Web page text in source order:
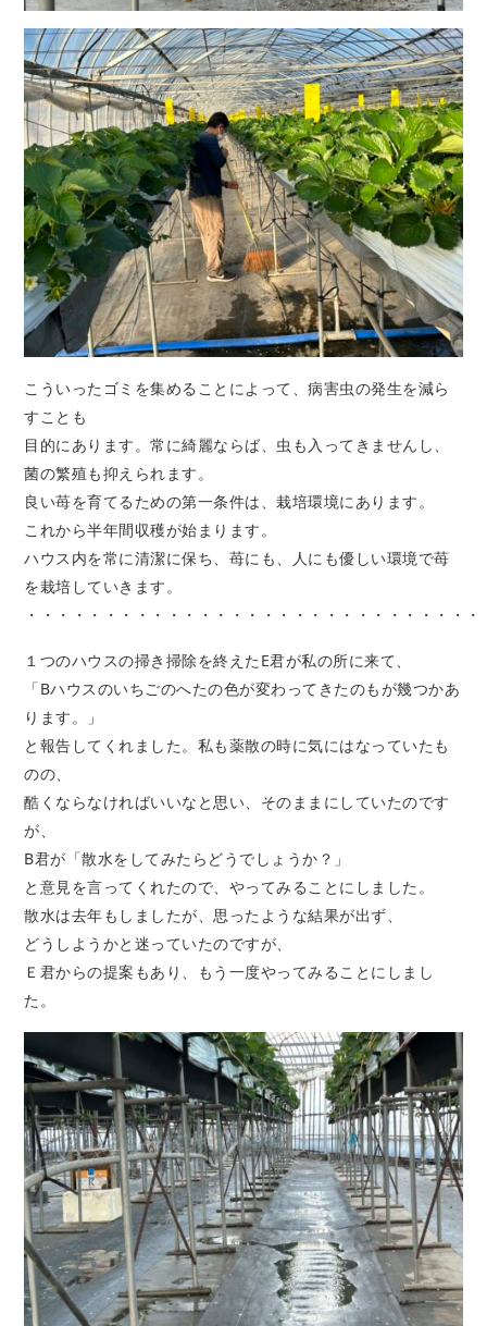
こういったゴミを集めることによって、病害虫の発生を減ら
すことも
目的にあります。常に綺麗ならば、虫も入ってきませんし、
菌の繁殖も抑えられます。
良い苺を育てるための第一条件は、栽培環境にあります。
これから半年間収穫が始まります。
ハウス内を常に清潔に保ち、苺にも、人にも優しい環境で苺
を栽培していきます。
・・・・・・・・・・・・・・・・・・・・・・・・・・・・
１つのハウスの掃き掃除を終えたE君が私の所に来て、
「Bハウスのいちごのへたの色が変わってきたのもが幾つかあ
ります。」
と報告してくれました。私も薬散の時に気にはなっていたも
のの、
酷くならなければいいなと思い、そのままにしていたのです
が、
B君が「散水をしてみたらどうでしょうか？」
と意見を言ってくれたので、やってみることにしました。
散水は去年もしましたが、思ったような結果が出ず、
どうしようかと迷っていたのですが、
Ｅ君からの提案もあり、もう一度やってみることにしまし
た。